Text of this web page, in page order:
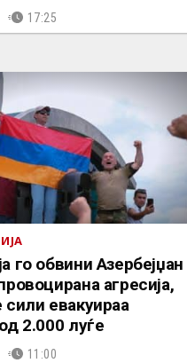
17:25
го обвини Азербејџан
агресија,
сили евакуираа
2.000 луѓе
11:00